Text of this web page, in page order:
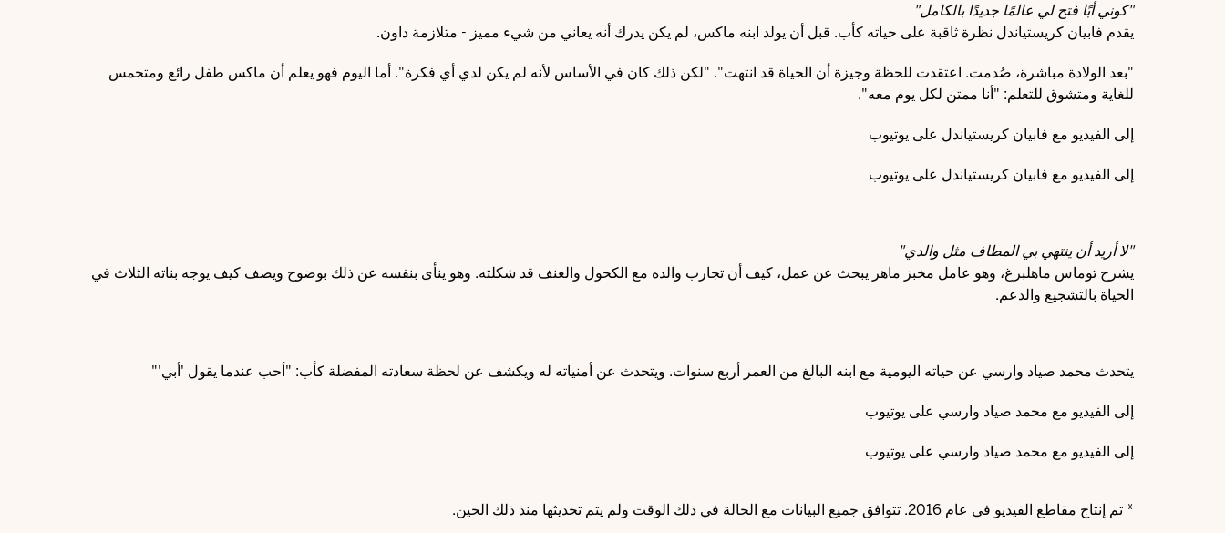
"كوني أبًا فتح لي عالمًا جديدًا بالكامل"
يقدم فابيان كريستياندل نظرة ثاقبة على حياته كأب. قبل أن يولد ابنه ماكس، لم يكن يدرك أنه يعاني من شيء مميز - متلازمة داون.
"بعد الولادة مباشرة، صُدمت. اعتقدت للحظة وجيزة أن الحياة قد انتهت". "لكن ذلك كان في الأساس لأنه لم يكن لدي أي فكرة". أما اليوم فهو يعلم أن ماكس طفل رائع ومتحمس
للغاية ومتشوق للتعلم: "أنا ممتن لكل يوم معه".
إلى الفيديو مع فابيان كريستياندل على يوتيوب
إلى الفيديو مع فابيان كريستياندل على يوتيوب
"لا أريد أن ينتهي بي المطاف مثل والدي"
يشرح توماس ماهلبرغ، وهو عامل مخبز ماهر يبحث عن عمل، كيف أن تجارب والده مع الكحول والعنف قد شكلته. وهو ينأى بنفسه عن ذلك بوضوح ويصف كيف يوجه بناته الثلاث في
الحياة بالتشجيع والدعم.
يتحدث محمد صياد وارسي عن حياته اليومية مع ابنه البالغ من العمر أربع سنوات. ويتحدث عن أمنياته له ويكشف عن لحظة سعادته المفضلة كأب: "أحب عندما يقول 'أبي'"
إلى الفيديو مع محمد صياد وارسي على يوتيوب
إلى الفيديو مع محمد صياد وارسي على يوتيوب
* تم إنتاج مقاطع الفيديو في عام 2016. تتوافق جميع البيانات مع الحالة في ذلك الوقت ولم يتم تحديثها منذ ذلك الحين.